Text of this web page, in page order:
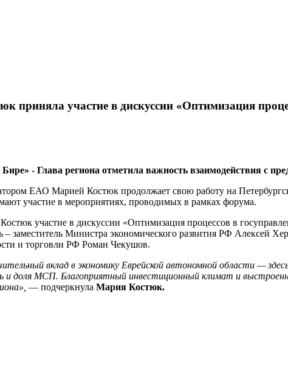
приняла участие в дискуссии «Оптимизация
- Глава региона отметила важность взаимодействия с
ЕАО Марией Костюк продолжает свою работу на
участие в мероприятиях, проводимых в рамках форума.
участие в дискуссии «Оптимизация процессов в
заместитель Министра экономического развития РФ Алексей
и торговли РФ Роман Чекушов.
вклад в экономику Еврейской автономной области —
и доля МСП. Благоприятный инвестиционный климат и
— подчеркнула Мария Костюк.